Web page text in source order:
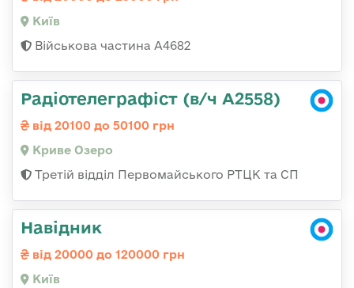
Київ
Військова частина А4682
Радіотелеграфіст (в/ч А2558)
від 20100 до 50100 грн
Криве Озеро
Третій відділ Первомайського РТЦК та СП
Навідник
від 20000 до 120000 грн
Київ